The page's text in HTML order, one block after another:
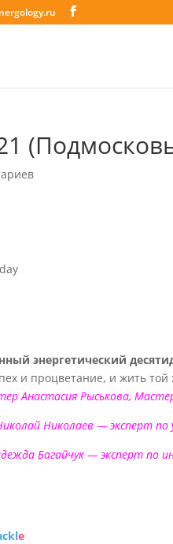
энергетический
и процветание, и жить
Анастасия Рыськова,
Николаев — эксперт
эксперт по
e